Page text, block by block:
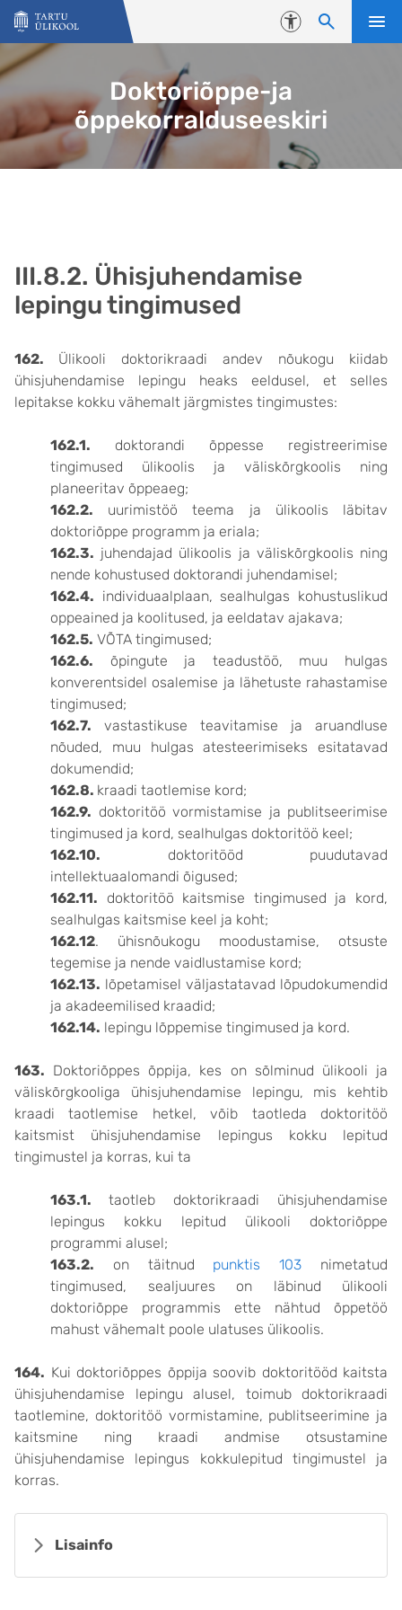
Liigu edasi põhisisu juurde
Juurdepääsetavus
Doktoriõppe-ja
õppekorralduseeskiri
III.8.2. Ühisjuhendamise
lepingu tingimused
162. Ülikooli doktorikraadi andev nõukogu kiidab
ühisjuhendamise lepingu heaks eeldusel, et selles
lepitakse kokku vähemalt järgmistes tingimustes:
162.1. doktorandi õppesse registreerimise
tingimused ülikoolis ja väliskõrgkoolis ning
planeeritav õppeaeg;
162.2. uurimistöö teema ja ülikoolis läbitav
doktoriõppe programm ja eriala;
162.3. juhendajad ülikoolis ja väliskõrgkoolis ning
nende kohustused doktorandi juhendamisel;
162.4. individuaalplaan, sealhulgas kohustuslikud
oppeained ja koolitused, ja eeldatav ajakava;
162.5. VÕTA tingimused;
162.6. õpingute ja teadustöö, muu hulgas
konverentsidel osalemise ja lähetuste rahastamise
tingimused;
162.7. vastastikuse teavitamise ja aruandluse
nõuded, muu hulgas atesteerimiseks esitatavad
dokumendid;
162.8. kraadi taotlemise kord;
162.9. doktoritöö vormistamise ja publitseerimise
tingimused ja kord, sealhulgas doktoritöö keel;
162.10. doktoritööd puudutavad
intellektuaalomandi õigused;
162.11. doktoritöö kaitsmise tingimused ja kord,
sealhulgas kaitsmise keel ja koht;
162.12. ühisnõukogu moodustamise, otsuste
tegemise ja nende vaidlustamise kord;
162.13. lõpetamisel väljastatavad lõpudokumendid
ja akadeemilised kraadid;
162.14. lepingu lõppemise tingimused ja kord.
163. Doktoriõppes õppija, kes on sõlminud ülikooli ja
väliskõrgkooliga ühisjuhendamise lepingu, mis kehtib
kraadi taotlemise hetkel, võib taotleda doktoritöö
kaitsmist ühisjuhendamise lepingus kokku lepitud
tingimustel ja korras, kui ta
163.1. taotleb doktorikraadi ühisjuhendamise
lepingus kokku lepitud ülikooli doktoriõppe
programmi alusel;
163.2. on täitnud punktis 103 nimetatud
tingimused, sealjuures on läbinud ülikooli
doktoriõppe programmis ette nähtud õppetöö
mahust vähemalt poole ulatuses ülikoolis.
164. Kui doktoriõppes õppija soovib doktoritööd kaitsta
ühisjuhendamise lepingu alusel, toimub doktorikraadi
taotlemine, doktoritöö vormistamine, publitseerimine ja
kaitsmine ning kraadi andmise otsustamine
ühisjuhendamise lepingus kokkulepitud tingimustel ja
korras.
Lisainfo